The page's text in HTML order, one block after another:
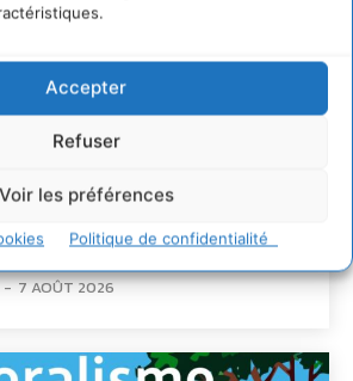
Accepter
Refuser
Voir les préférences
Politique de confidentialité
les
par le
et la
avec un
des
- 7 AOÛT 2026